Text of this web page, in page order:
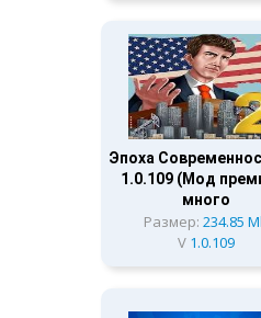
Эпоха
1.0.109 (Мод
много
Размер: 234.85
V 1.0.109